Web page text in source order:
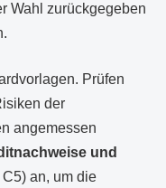
Wahl zurückgegeben
Prüfen
der
angemessen
und
an, um die